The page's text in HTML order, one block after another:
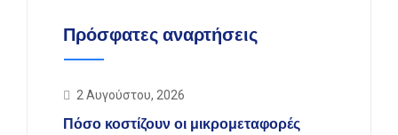
Πρόσφατες αναρτήσεις
2 Αυγούστου, 2026
Πόσο κοστίζουν οι μικρομεταφορές